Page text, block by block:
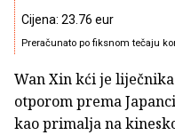
Cijena: 23.76 eur
Preračunato po fiksnom tečaju
Wan Xin kći je
otporom prema
kao primalja na